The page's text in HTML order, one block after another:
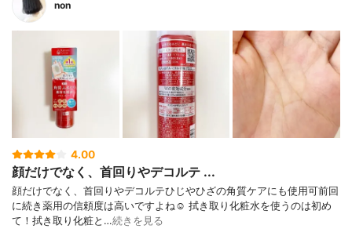
non
4.00
顔だけでなく、首回りやデコルテ ...
顔だけでなく、首回りやデコルテひじやひざの角質ケアにも使用可前回
に続き薬用の信頼度は高いですよね☺️ 拭き取り化粧水を使うのは初め
て！拭き取り化粧と…続きを見る